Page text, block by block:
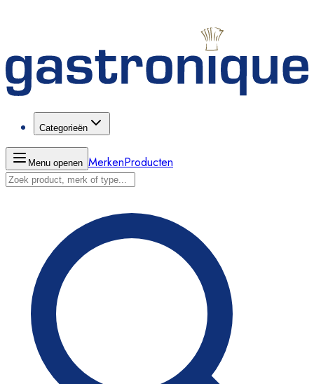
Categorieën
Menu openen MerkenProducten